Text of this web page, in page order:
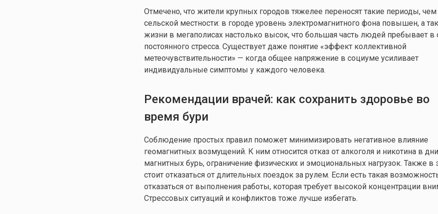
Отмечено, что жители крупных городов тяжелее переносят такие периоды,
сельской местности: в городе уровень электромагнитного фона повышен, а
жизни в мегаполисах настолько высок, что большая часть людей пребывает в
постоянного стресса. Существует даже понятие «эффект коллективной
метеочувствительности» — когда общее напряжение в социуме усиливает
индивидуальные симптомы у каждого человека.
Рекомендации врачей: как сохранить здоровье во
время бури
Соблюдение простых правил поможет минимизировать негативное влияние
геомагнитных возмущений. К ним относится отказ от алкоголя и никотина в дни
магнитных бурь, ограничение физических и эмоциональных нагрузок. Также в
стоит отказаться от длительных поездок за рулем. Если есть такая
отказаться от выполнения работы, которая требует высокой концентрации
Стрессовых ситуаций и конфликтов тоже лучше избегать.